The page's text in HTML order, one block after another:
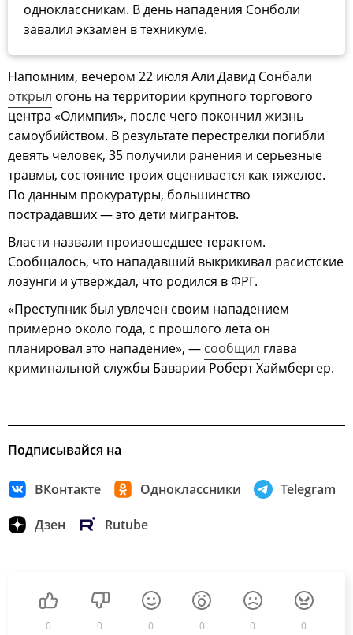
одноклассникам. В день нападения Сонболи
завалил экзамен в техникуме.
Напомним, вечером 22 июля Али Давид Сонбали
открыл огонь на территории крупного торгового
центра «Олимпия», после чего покончил жизнь
самоубийством. В результате перестрелки погибли
девять человек, 35 получили ранения и серьезные
травмы, состояние троих оценивается как тяжелое.
По данным прокуратуры, большинство
пострадавших — это дети мигрантов.
Власти назвали произошедшее терактом.
Сообщалось, что нападавший выкрикивал расистские
лозунги и утверждал, что родился в ФРГ.
«Преступник был увлечен своим нападением
примерно около года, с прошлого лета он
планировал это нападение», — сообщил глава
криминальной службы Баварии Роберт Хаймбергер.
Подписывайся на
ВКонтакте Одноклассники Telegram
Дзен Rutube
0 0 0 0 0 0